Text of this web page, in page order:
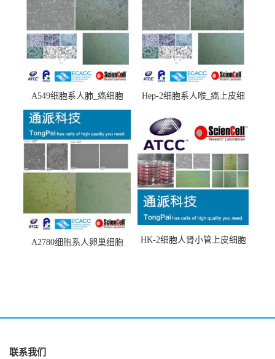
A549细胞系人肺_癌细胞
(A549细胞)
Hep-2细胞系人喉_癌上皮细
A2780细胞系人卵巢细胞
HK-2细胞人肾小管上皮细胞
联系我们